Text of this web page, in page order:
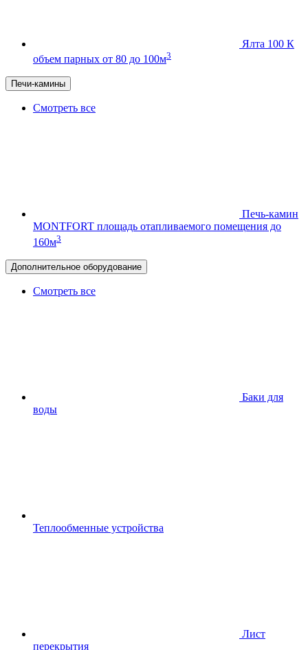
Ялта 100 К
объем парных от 80 до 100м3
Печи-камины
Смотреть все
Печь-камин
MONTFORT площадь отапливаемого помещения до
160м3
Дополнительное оборудование
Смотреть все
Баки для
воды
Теплообменные устройства
Лист
перекрытия